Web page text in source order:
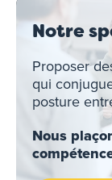
Notre
Proposer
qui
posture
Nous